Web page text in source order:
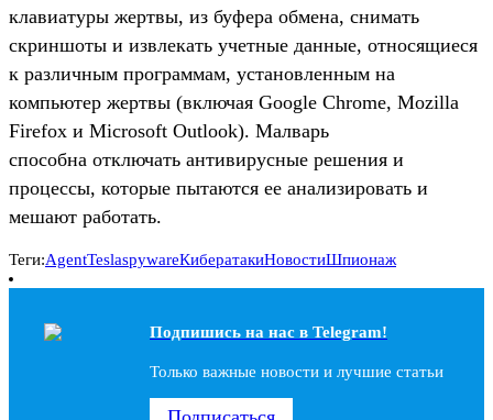
клавиатуры жертвы, из буфера обмена, снимать
скриншоты и извлекать учетные данные, относящиеся
к различным программам, установленным на
компьютер жертвы (включая Google Chrome, Mozilla
Firefox и Microsoft Outlook). Малварь
способна отключать антивирусные решения и
процессы, которые пытаются ее анализировать и
мешают работать.
Теги:AgentTeslaspywareКибератакиНовостиШпионаж
Подпишись на наc в Telegram!
Только важные новости и лучшие статьи